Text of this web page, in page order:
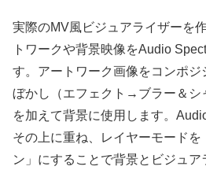
実際のMV風ビジュアライザーを
トワークや背景映像をAudio
す。アートワーク画像をコンポジ
ぼかし（エフェクト→ブラー＆シ
を加えて背景に使用します。
その上に重ね、レイヤーモード
ン」にすることで背景とビジュ